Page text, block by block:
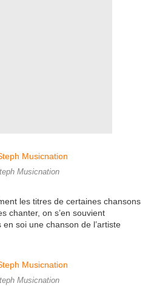
Musicnation
les titres de certaines chansons
chanter, on s’en souvient
soi une chanson de l’artiste
Musicnation